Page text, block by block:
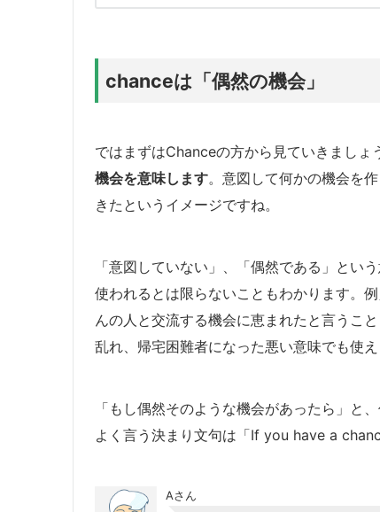
chanceは「偶然の機会」
ではまずはChanceの方から見ていきましょ
機会を意味します。意図して何かの機会を
きたというイメージですね。
「意図していない」、「偶然である」とい
使われるとは限らないこともわかります。
んの人と交流する機会に恵まれたと言うこ
乱れ、帰宅困難者になった悪い意味でも使え
「もし偶然そのような機会があったら」と
よく言う決まり文句は「If you have a
Aさん